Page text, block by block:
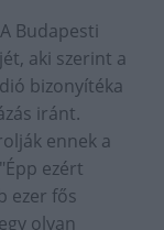
Budapesti
aki szerint a
bizonyítéka
iránt.
ennek a
ezért
ezer fős
olyan